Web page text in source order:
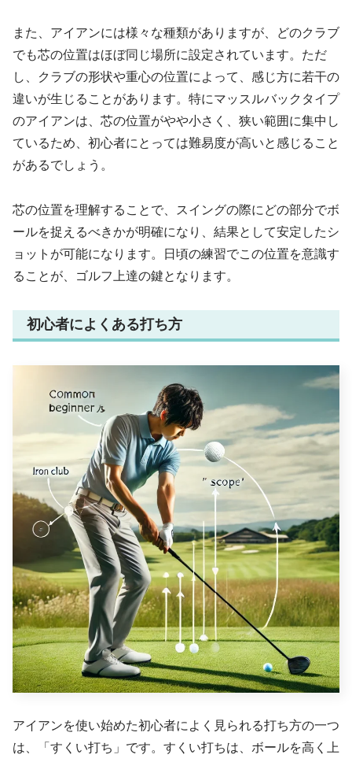
また、アイアンには様々な種類がありますが、どのクラブ
でも芯の位置はほぼ同じ場所に設定されています。ただ
し、クラブの形状や重心の位置によって、感じ方に若干の
違いが生じることがあります。特にマッスルバックタイプ
のアイアンは、芯の位置がやや小さく、狭い範囲に集中し
ているため、初心者にとっては難易度が高いと感じること
があるでしょう。
芯の位置を理解することで、スイングの際にどの部分でボ
ールを捉えるべきかが明確になり、結果として安定したシ
ョットが可能になります。日頃の練習でこの位置を意識す
ることが、ゴルフ上達の鍵となります。
初心者によくある打ち方
アイアンを使い始めた初心者によく見られる打ち方の一つ
は、「すくい打ち」です。すくい打ちは、ボールを高く上